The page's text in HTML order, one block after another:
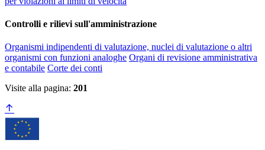
Controlli e rilievi sull'amministrazione
Organismi indipendenti di valutazione, nuclei di valutazione o altri
organismi con funzioni analoghe Organi di revisione amministrativa
e contabile Corte dei conti
Visite alla pagina: 201